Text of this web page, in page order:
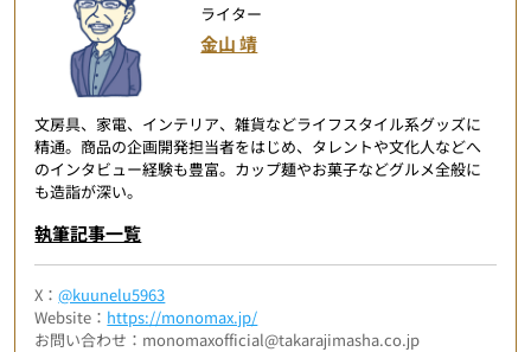
ライター
金山 靖
文房具、家電、インテリア、雑貨などライフスタイル系グッズに
精通。商品の企画開発担当者をはじめ、タレントや文化人などへ
のインタビュー経験も豊富。カップ麺やお菓子などグルメ全般に
も造詣が深い。
執筆記事一覧
X：@kuunelu5963
Website： https://monomax.jp/
お問い合わせ：monomaxofficial@takarajimasha.co.jp